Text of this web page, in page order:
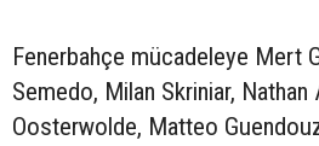
Fenerbahçe mücadeleye Mert
Semedo, Milan Skriniar, Nathan
Oosterwolde, Matteo